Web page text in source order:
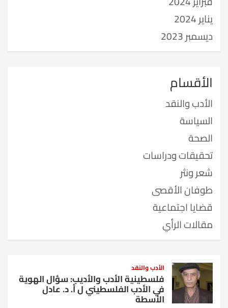
يناير 2024
ديسمبر 2023
الأقسام
الأدب والنقد
السياسة
الصحة
تحقيقات ودراسات
شعر ونثر
طوفان الأقصى
قضايا اجتماعية
مقالات الرأي
الأدب والنقد
فلسطينية الأدب والأديب: سؤال الهوية
في الأدب الفلسطيني ل أ. د. عادل
الأسطة